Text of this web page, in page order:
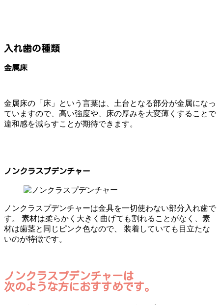
入れ歯の種類
金属床
金属床の「床」という言葉は、土台となる部分が金属になっ
ていますので、高い強度や、床の厚みを大変薄くすることで
違和感を減らすことが期待できます。
ノンクラスプデンチャー
ノンクラスプデンチャーは金具を一切使わない部分入れ歯で
す。 素材は柔らかく大きく曲げても割れることがなく、素
材は歯茎と同じピンク色なので、 装着していても目立たな
いのが特徴です。
ノンクラスプデンチャーは
次のような方におすすめです。